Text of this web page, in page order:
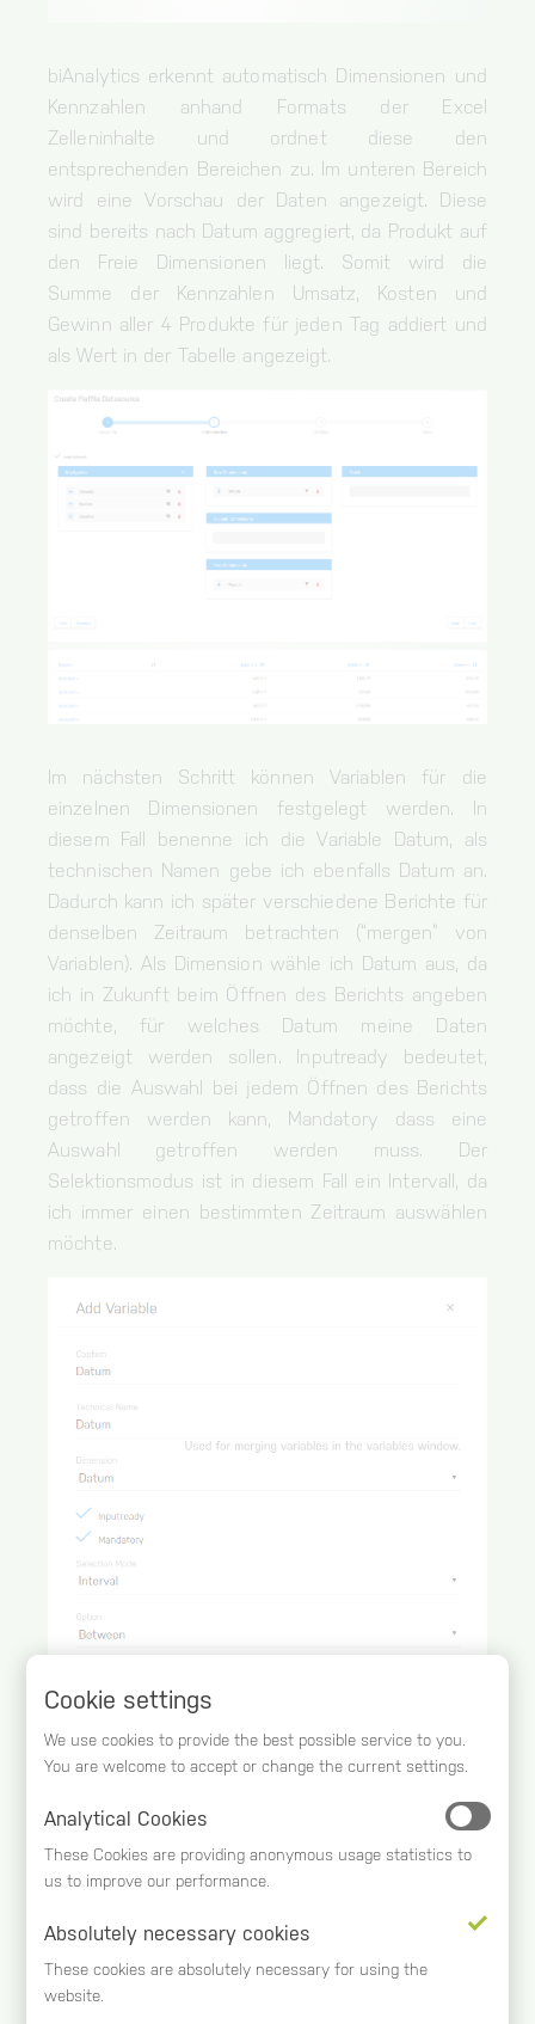
biAnalytics erkennt automatisch Dimensionen und
Kennzahlen anhand Formats der Excel
Zelleninhalte und ordnet diese den
entsprechenden Bereichen zu. Im unteren Bereich
wird eine Vorschau der Daten angezeigt. Diese
sind bereits nach Datum aggregiert, da Produkt auf
den Freie Dimensionen liegt. Somit wird die
Summe der Kennzahlen Umsatz, Kosten und
Gewinn aller 4 Produkte für jeden Tag addiert und
als Wert in der Tabelle angezeigt.
Im nächsten Schritt können Variablen für die
einzelnen Dimensionen festgelegt werden. In
diesem Fall benenne ich die Variable Datum, als
technischen Namen gebe ich ebenfalls Datum an.
Dadurch kann ich später verschiedene Berichte für
denselben Zeitraum betrachten (“mergen” von
Variablen). Als Dimension wähle ich Datum aus, da
ich in Zukunft beim Öffnen des Berichts angeben
möchte, für welches Datum meine Daten
angezeigt werden sollen. Inputready bedeutet,
dass die Auswahl bei jedem Öffnen des Berichts
getroffen werden kann, Mandatory dass eine
Auswahl getroffen werden muss. Der
Selektionsmodus ist in diesem Fall ein Intervall, da
ich immer einen bestimmten Zeitraum auswählen
möchte.
Ebenso denkbar wäre die Angabe eines
Zeitpunkts, in diesem Fall würde ich Single als
Selection Mode auswählen.
Ich speichere nun den Bericht und finde mein
Cookie settings
We use cookies to provide the best possible service to you.
You are welcome to accept or change the current settings.
Analytical Cookies
These Cookies are providing anonymous usage statistics to
us to improve our performance.
Absolutely necessary cookies
These cookies are absolutely necessary for using the
website.